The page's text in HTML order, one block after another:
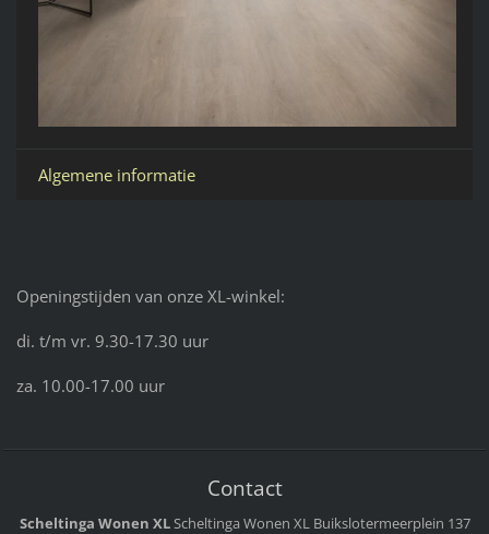
Algemene informatie
Openingstijden van onze XL-winkel:
di. t/m vr. 9.30-17.30 uur
za. 10.00-17.00 uur
Contact
Scheltinga Wonen XLScheltinga Wonen XLBuikslotermeerplein 137